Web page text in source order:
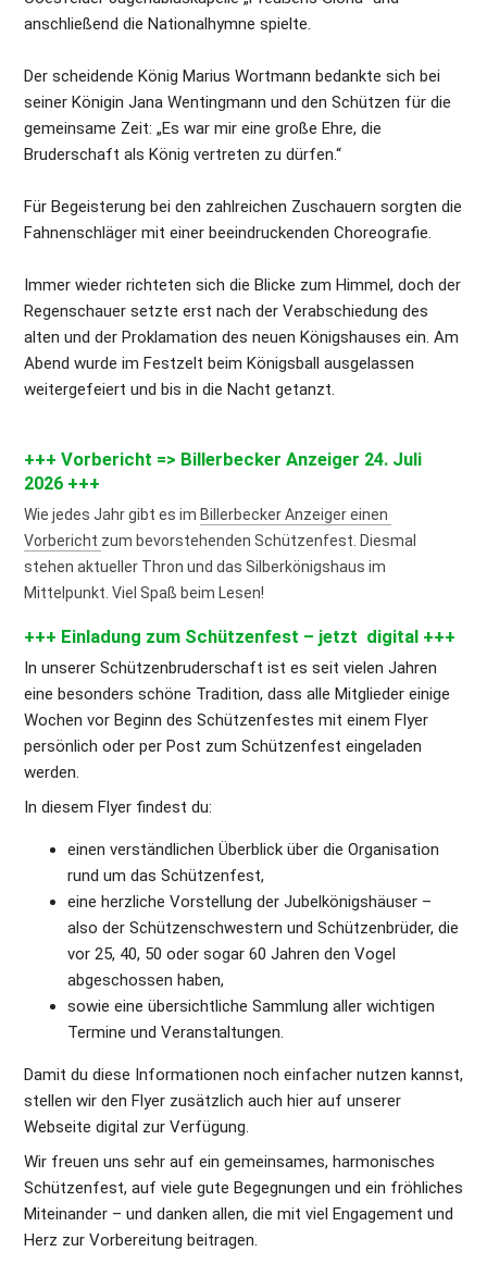
anschließend die Nationalhymne spielte.
Der scheidende König Marius Wortmann bedankte sich bei
seiner Königin Jana Wentingmann und den Schützen für die
gemeinsame Zeit: „Es war mir eine große Ehre, die
Bruderschaft als König vertreten zu dürfen.“
Für Begeisterung bei den zahlreichen Zuschauern sorgten die
Fahnenschläger mit einer beeindruckenden Choreografie.
Immer wieder richteten sich die Blicke zum Himmel, doch der
Regenschauer setzte erst nach der Verabschiedung des
alten und der Proklamation des neuen Königshauses ein. Am
Abend wurde im Festzelt beim Königsball ausgelassen
weitergefeiert und bis in die Nacht getanzt.
+++ Vorbericht => Billerbecker Anzeiger 24. Juli
2026 +++
Wie jedes Jahr gibt es im Billerbecker Anzeiger einen
Vorbericht zum bevorstehenden Schützenfest. Diesmal
stehen aktueller Thron und das Silberkönigshaus im
Mittelpunkt. Viel Spaß beim Lesen!
+++ Einladung zum Schützenfest – jetzt  digital +++
In unserer Schützenbruderschaft ist es seit vielen Jahren
eine besonders schöne Tradition, dass alle Mitglieder einige
Wochen vor Beginn des Schützenfestes mit einem Flyer
persönlich oder per Post zum Schützenfest eingeladen
werden.
In diesem Flyer findest du:
einen verständlichen Überblick über die Organisation
rund um das Schützenfest,
eine herzliche Vorstellung der Jubelkönigshäuser –
also der Schützenschwestern und Schützenbrüder, die
vor 25, 40, 50 oder sogar 60 Jahren den Vogel
abgeschossen haben,
sowie eine übersichtliche Sammlung aller wichtigen
Termine und Veranstaltungen.
Damit du diese Informationen noch einfacher nutzen kannst,
stellen wir den Flyer zusätzlich auch hier auf unserer
Webseite digital zur Verfügung.
Wir freuen uns sehr auf ein gemeinsames, harmonisches
Schützenfest, auf viele gute Begegnungen und ein fröhliches
Miteinander – und danken allen, die mit viel Engagement und
Herz zur Vorbereitung beitragen.